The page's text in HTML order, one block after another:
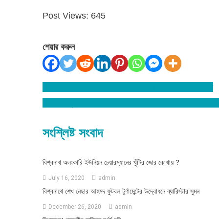
Post Views: 645
শেয়ার করুন
Post
সংশ্লিষ্ট সংবাদ
বিশ্বনাথ অলংকারি ইউনিয়ন চেয়ারম্যানের খুঁটির জোর কোথায় ?
July 16, 2020 admin
বিশ্বনাথে শেখ নেছার আহমদ ফুটবল টুর্ণামেন্টের উদ্বোধনে ব্যারিস্টার সুমন
December 26, 2020 admin